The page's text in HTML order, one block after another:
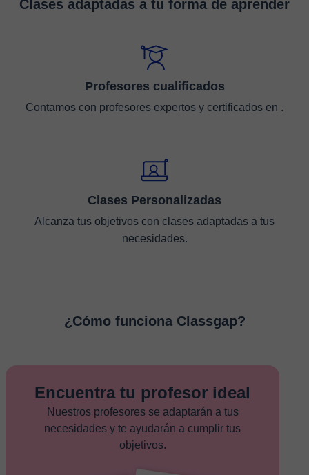
Clases adaptadas a tu forma de aprender
Profesores cualificados
Contamos con profesores expertos y certificados en .
Clases Personalizadas
Alcanza tus objetivos con clases adaptadas a tus
necesidades.
¿Cómo funciona Classgap?
Encuentra tu profesor ideal
Nuestros profesores se adaptarán a tus
necesidades y te ayudarán a cumplir tus
objetivos.